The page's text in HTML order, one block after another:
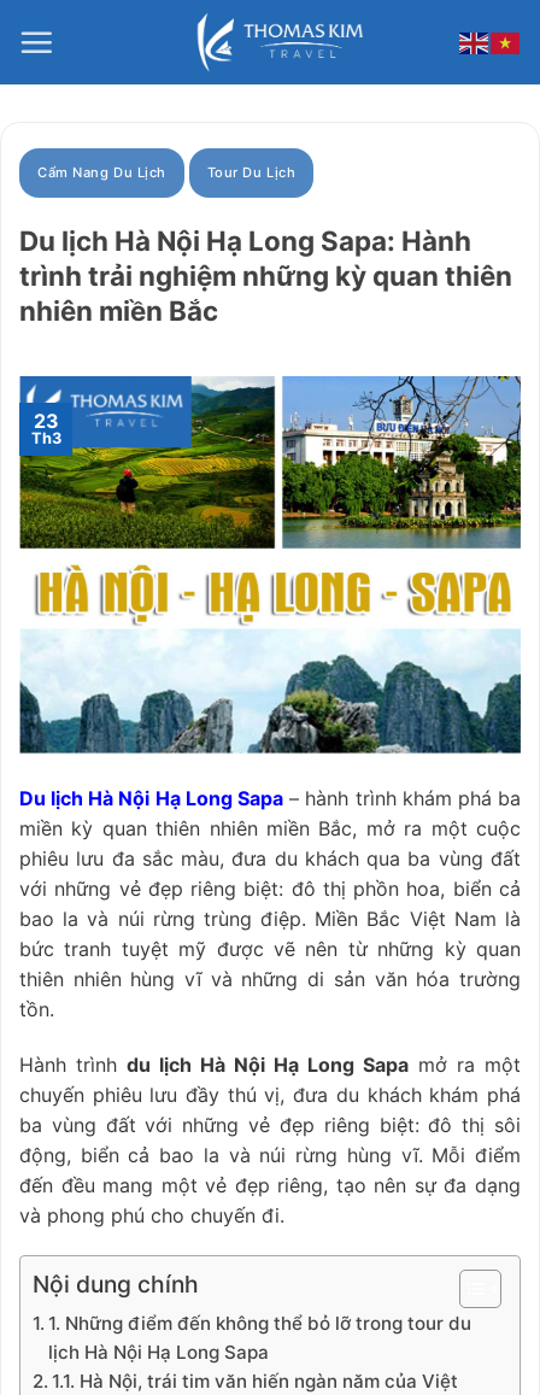
qua
Cẩm Nang Du Lịch Tour Du Lịch
Du lịch Hà Nội Hạ Long Sapa: Hành
trình trải nghiệm những kỳ quan thiên
nhiên miền Bắc
23
Th3
Du lịch Hà Nội Hạ Long Sapa – hành trình khám phá ba
miền kỳ quan thiên nhiên miền Bắc, mở ra một cuộc
phiêu lưu đa sắc màu, đưa du khách qua ba vùng đất
với những vẻ đẹp riêng biệt: đô thị phồn hoa, biển cả
bao la và núi rừng trùng điệp. Miền Bắc Việt Nam là
bức tranh tuyệt mỹ được vẽ nên từ những kỳ quan
thiên nhiên hùng vĩ và những di sản văn hóa trường
tồn.
Hành trình du lịch Hà Nội Hạ Long Sapa mở ra một
chuyến phiêu lưu đầy thú vị, đưa du khách khám phá
ba vùng đất với những vẻ đẹp riêng biệt: đô thị sôi
động, biển cả bao la và núi rừng hùng vĩ. Mỗi điểm
đến đều mang một vẻ đẹp riêng, tạo nên sự đa dạng
và phong phú cho chuyến đi.
Nội dung chính
1. Những điểm đến không thể bỏ lỡ trong tour du
lịch Hà Nội Hạ Long Sapa
1.1. Hà Nội, trái tim văn hiến ngàn năm của Việt